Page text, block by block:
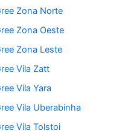
Zona Norte
Zona Oeste
Zona Leste
Vila Zatt
Vila Yara
Vila Uberabinha
Vila Tolstoi